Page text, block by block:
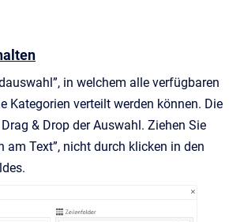
in welchem alle verfügbaren
Kategorien verteilt werden können. Die
& Drop der Auswahl. Ziehen Sie
am Text”, nicht durch klicken in den